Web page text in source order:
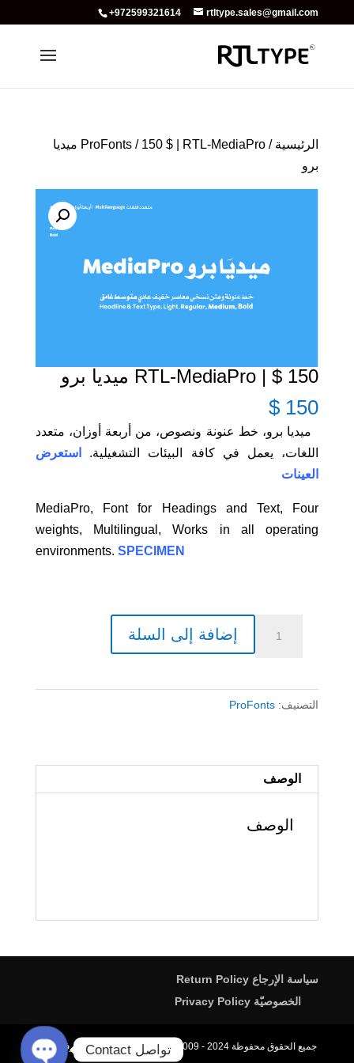
+972599321614 rtltype.sales@gmail.com
الرئيسية /
ProFonts / 150 $ | RTL-MediaPro ميديا
برو
150 $ | RTL-MediaPro ميديا برو
$ 150
ميديا برو، خط عنونة ونصوص، من أربعة أوزان، متعدد
اللغات، يعمل في كافة البيئات التشغيلية.
استعرض
العينات
MediaPro, Font for Headings and Text, Four
weights, Multilingual, Works in all operating
environments. SPECIMEN
|
RTL-
برو
إضافة إلى السلة
التصنيف: ProFonts
الوصف
الوصف
سياسة الإرجاع Return Policy
الخصوصيّة Privacy Policy
جميع الحقوق محفوظة All rights reserved. 2009 - 2024، محترف الخط
تواصل Contact